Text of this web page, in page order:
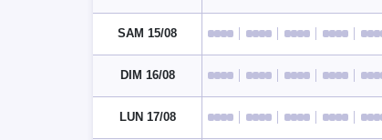
SAM 15/08
DIM 16/08
LUN 17/08